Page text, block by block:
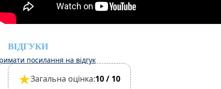
ВІДГУКИ
посилання на відгук
★Загальна оцінка:10 / 10